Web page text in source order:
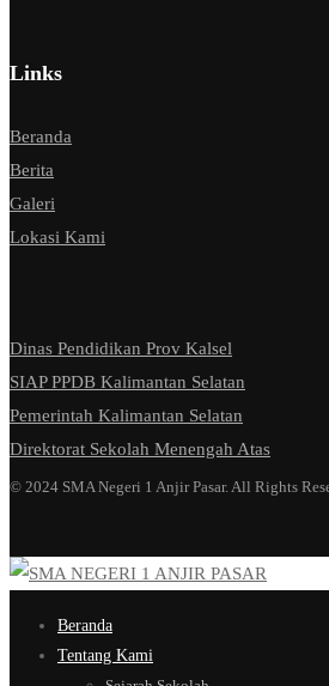
Links
Beranda
Berita
Galeri
Lokasi Kami
Dinas Pendidikan Prov Kalsel
SIAP PPDB Kalimantan Selatan
Pemerintah Kalimantan Selatan
Direktorat Sekolah Menengah Atas
© 2024 SMA Negeri 1 Anjir Pasar. All Rights
Beranda
Tentang Kami